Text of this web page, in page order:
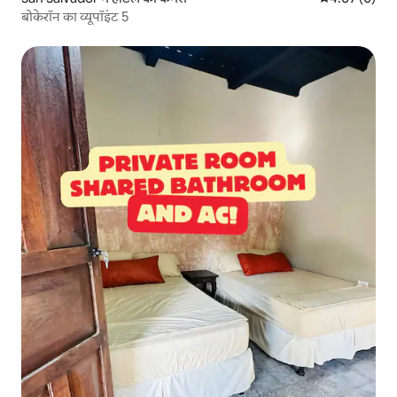
बोकेरॉन का व्यूपॉइंट 5